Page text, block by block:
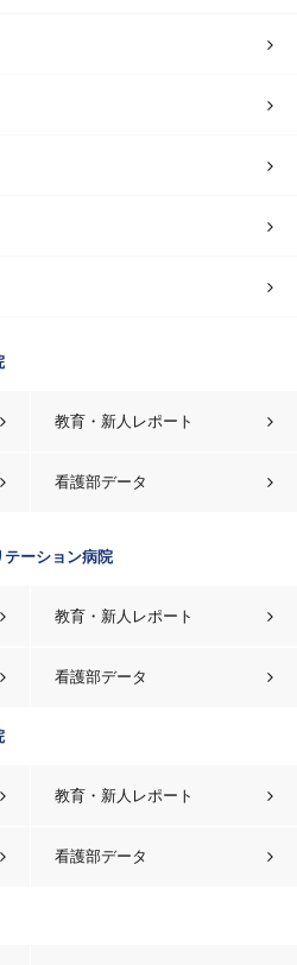
教育・新人レポート
看護部データ
ーション病院
教育・新人レポート
看護部データ
教育・新人レポート
看護部データ